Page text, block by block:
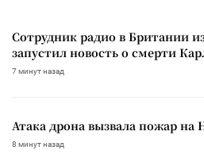
Сотрудник радио в Британии
запустил новость о смерти
7 минут назад
Атака дрона вызвала пожар
8 минут назад